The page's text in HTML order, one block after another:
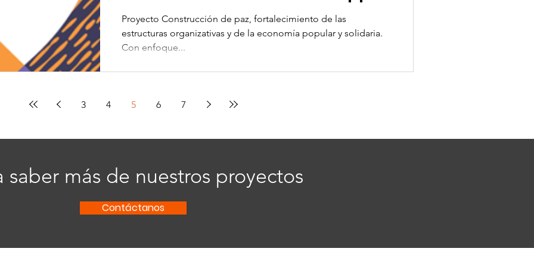
Proyecto Construcción de paz, fortalecimiento de las
estructuras organizativas y de la economía popular y solidaria.
Con enfoque...
3 4 5 6 7
saber más de nuestros proyectos
Contáctanos